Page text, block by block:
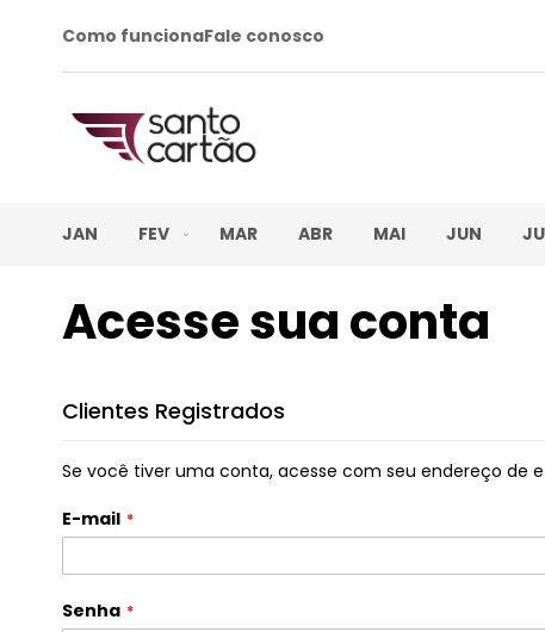
Como funcionaFale conosco
JAN FEV MAR ABR MAI JUN
Acesse sua conta
Clientes Registrados
Se você tiver uma conta, acesse com seu endereço de
E-mail
Senha